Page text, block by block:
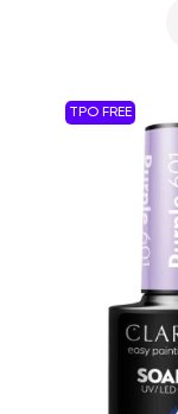
TPO FREE